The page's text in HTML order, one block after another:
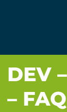
DEV
– FAQ